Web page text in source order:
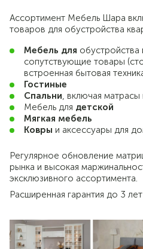
Ассортимент Мебель Шара
товаров для обустройства
Мебель для обустройства
сопутствующие товары
встроенная бытовая
Гостиные
Спальни, включая матрасы
Мебель для детской
Мягкая мебель
Ковры и аксессуары для
Регулярное обновление
рынка и высокая
эксклюзивного ассортимента.
Расширенная гарантия до 3